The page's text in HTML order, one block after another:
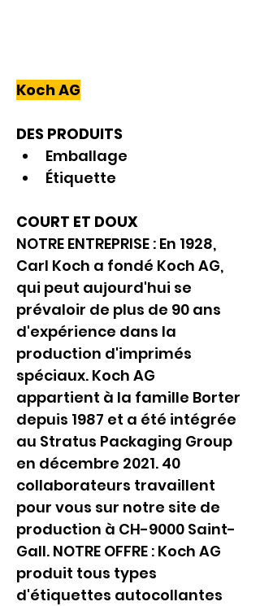
Koch AG
DES PRODUITS
Emballage
Étiquette
COURT ET DOUX
NOTRE ENTREPRISE : En 1928,
Carl Koch a fondé Koch AG,
qui peut aujourd'hui se
prévaloir de plus de 90 ans
d'expérience dans la
production d'imprimés
spéciaux. Koch AG
appartient à la famille Borter
depuis 1987 et a été intégrée
au Stratus Packaging Group
en décembre 2021. 40
collaborateurs travaillent
pour vous sur notre site de
production à CH-9000 Saint-
Gall. NOTRE OFFRE : Koch AG
produit tous types
d'étiquettes autocollantes